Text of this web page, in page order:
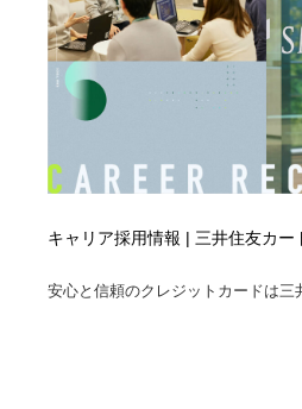
キャリア採用情報 | 三井住友カー
安心と信頼のクレジットカードは三